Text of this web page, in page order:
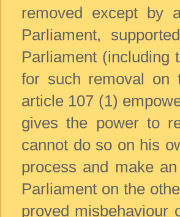
removed except by
Parliament,
Parliament (including
for such removal on
article 107 (1)
gives the power to
cannot do so on his
process and make
Parliament on the
proved misbehaviour